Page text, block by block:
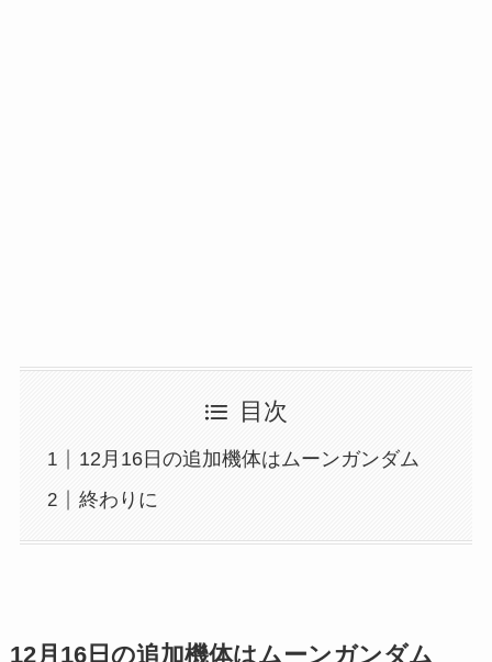
目次
12月16日の追加機体はムーンガンダム
終わりに
12月16日 の追加機体はムーンガンダム